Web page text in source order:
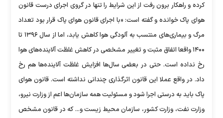
کرده و راهکار برون رفت از این شرایط را تنها در گروی اجرای درست قانون
هوای پاک خوانده و گفته است: «با اجرای قانون هوای پاک قرار بود تعداد
مرگ و بیماری‌های منتسب به آلودگی هوا کاهش یابد، اما از سال ۱۳۹۶ تا
۱۴۰۰ واقعا اتفاق مثبت و تغییر مشخصی در کاهش غلظت آلاینده‌های هوا
رخ نداده است. حتی در بعضی سال‌ها افزایش غلظت آلاینده‌ها هم رخ
داد. در واقع عملا این قانون اثرگذاری چندانی نداشته است. قانون هوای
پاک باید به درستی اجرا شود و مسئولیت همه سازمان‌ها اعم از وزارت نیرو،
وزارت نفت، وزارت کشور، سازمان محیط زیست و... که در قانون مشخص